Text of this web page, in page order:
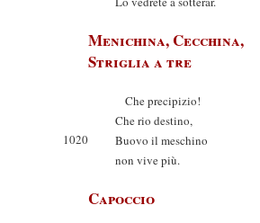
Menichina, Cecchina,
Striglia a tre
Che precipizio!
Che rio destino,
1020
Buovo il meschino
non vive più.
Capoccio